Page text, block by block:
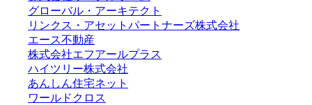
グローバル・アーキテクト
リンクス・アセットパートナーズ株式会社
エース不動産
株式会社エフアールプラス
ハイツリー株式会社
あんしん住宅ネット
ワールドクロス